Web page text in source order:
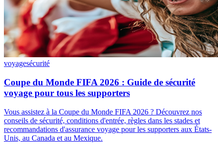
voyagesécurité
Coupe du Monde FIFA 2026 : Guide de sécurité
voyage pour tous les supporters
Vous assistez à la Coupe du Monde FIFA 2026 ? Découvrez nos
conseils de sécurité, conditions d'entrée, règles dans les stades et
recommandations d'assurance voyage pour les supporters aux États-
Unis, au Canada et au Mexique.